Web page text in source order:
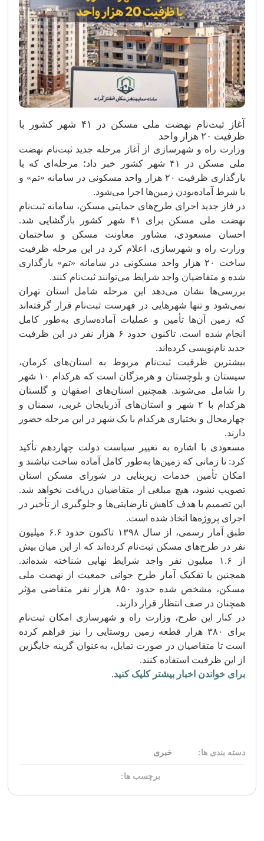
آغاز ثبت‌نام نهضت ملی مسکن در ۴۱ شهر کشور با
ظرفیت ۲۰ هزار واحد
وزارت راه و شهرسازی از آغاز مرحله جدید ثبت‌نام نهضت
ملی مسکن در ۴۱ شهر کشور خبر داد؛ مرحله‌ای که با
بارگذاری ظرفیت ۲۰ هزار واحد مسکونی در سامانه «تم» و
با شرط آماده‌بودن زمین‌ها اجرا می‌شود.
در فاز جدید اجرای طرح‌های حمایتی مسکن، سامانه ثبت‌نام
نهضت ملی مسکن برای ۴۱ شهر کشور بازگشایی شد.
احسان مسعودی، مشاور معاونت مسکن و ساختمان
وزارت راه و شهرسازی، اعلام کرد در این مرحله ظرفیت
ساخت ۲۰ هزار واحد مسکونی در سامانه «تم» بارگذاری
شده و متقاضیان واجد شرایط می‌توانند ثبت‌نام کنند.
بررسی‌ها نشان می‌دهد این مرحله شامل استان تهران
نمی‌شود و تنها شهرهایی در فهرست ثبت‌نام قرار گرفته‌اند
که زمین آن‌ها تأمین و عملیات آماده‌سازی به‌طور کامل
انجام شده است. تاکنون حدود ۶ هزار نفر در این ظرفیت
جدید نام‌نویسی کرده‌اند.
بیشترین ظرفیت ثبت‌نام مربوط به استان‌های کرمان،
سیستان و بلوچستان و هرمزگان است که هرکدام ۱۰ شهر
را شامل می‌شوند. همچنین استان‌های اصفهان و گلستان
هرکدام با ۲ شهر و استان‌های آذربایجان غربی، سمنان و
چهارمحال و بختیاری هرکدام با یک شهر در این مرحله حضور
دارند.
مسعودی با اشاره به تغییر سیاست دولت چهاردهم تأکید
کرد: تا زمانی که زمین‌ها به‌طور کامل آماده ساخت نباشند و
امکان تأمین خدمات زیربنایی در شورای مسکن استان
تصویب نشود، هیچ مبلغی از متقاضیان دریافت نخواهد شد.
این تصمیم با هدف کاهش نارضایتی‌ها و جلوگیری از تأخیر در
اجرای پروژه‌ها اتخاذ شده است.
طبق آمار رسمی، از سال ۱۳۹۸ تاکنون حدود ۶.۶ میلیون
نفر در طرح‌های مسکن ثبت‌نام کرده‌اند که از این میان بیش
از ۱.۶ میلیون نفر واجد شرایط نهایی شناخته شده‌اند.
همچنین با تفکیک آمار طرح جوانی جمعیت از نهضت ملی
مسکن، مشخص شده حدود ۸۵۰ هزار نفر متقاضی مؤثر
همچنان در صف انتظار قرار دارند.
در کنار این طرح، وزارت راه و شهرسازی امکان ثبت‌نام
برای ۳۸۰ هزار قطعه زمین روستایی را نیز فراهم کرده
است تا متقاضیان در صورت تمایل، به‌عنوان گزینه جایگزین
از این ظرفیت استفاده کنند.
برای خواندن اخبار بیشتر کلیک کنید.
دسته بندی ها: خبری
برچسب ها: